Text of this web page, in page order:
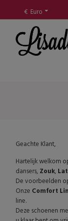
€ Euro
Geachte Klant,
Hartelijk welkom
dansers, Zouk,
De voorbeelden
Onze Comfort
line.
Deze schoenen